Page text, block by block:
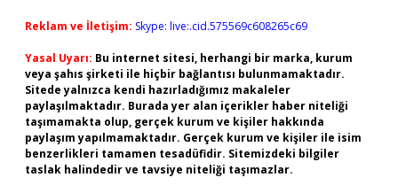
Reklam ve İletişim: Skype: live:.cid.575569c608265c69
Yasal Uyarı: Bu internet sitesi, herhangi bir marka, kurum
veya şahıs şirketi ile hiçbir bağlantısı bulunmamaktadır.
Sitede yalnızca kendi hazırladığımız makaleler
paylaşılmaktadır. Burada yer alan içerikler haber niteliği
taşımamakta olup, gerçek kurum ve kişiler hakkında
paylaşım yapılmamaktadır. Gerçek kurum ve kişiler ile isim
benzerlikleri tamamen tesadüfidir. Sitemizdeki bilgiler
taslak halindedir ve tavsiye niteliği taşımazlar.